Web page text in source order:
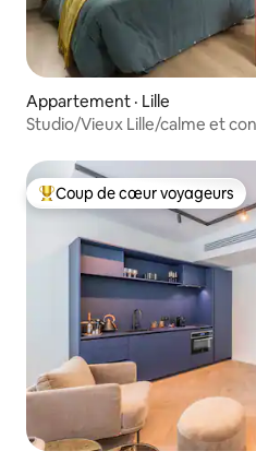
Appartement · Lille
Studio/Vieux Lille/calme et
Coup de cœur voyageurs
Coup de cœur voyageurs